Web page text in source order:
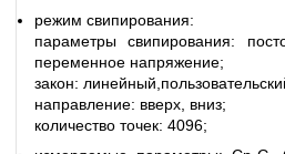
режим свипирования:
параметры свипирования:
переменное напряжение;
закон:
направление: вверх, вниз;
количество точек: 4096;